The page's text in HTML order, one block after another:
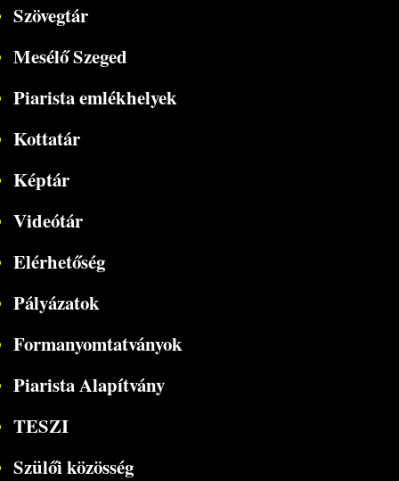
Szövegtár
Mesélő Szeged
Piarista emlékhelyek
Kottatár
Képtár
Videótár
Elérhetőség
Pályázatok
Formanyomtatványok
Piarista Alapítvány
TESZI
Szülői közösség